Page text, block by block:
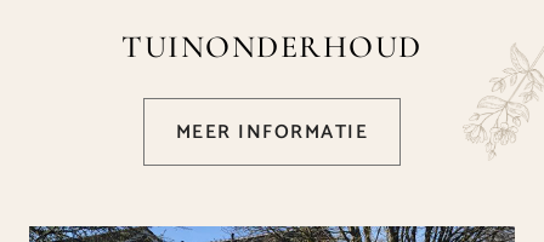
TUINONDERHOUD
MEER INFORMATIE